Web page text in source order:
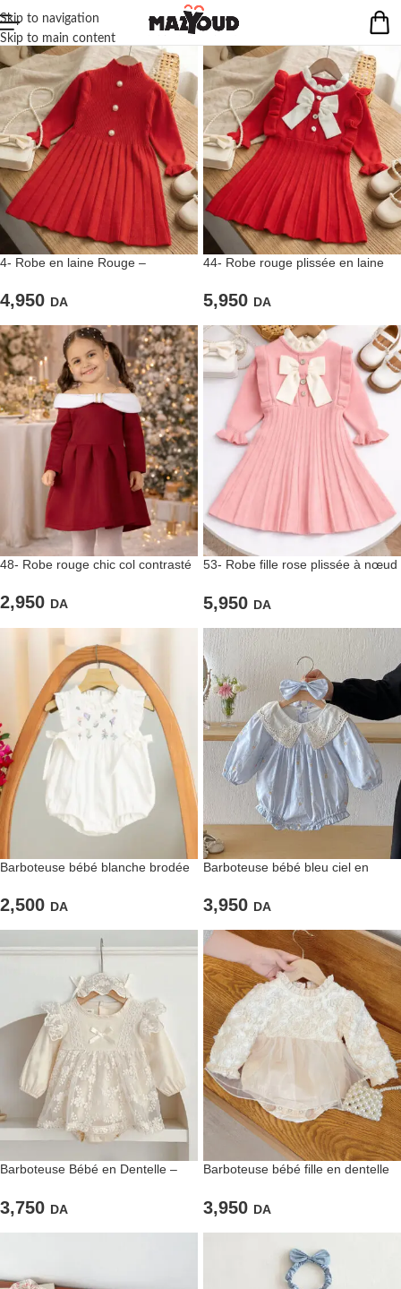
Skip to navigation
Skip to main content
4- Robe en laine Rouge –
4,950 DA
44- Robe rouge plissée en laine
5,950 DA
48- Robe rouge chic col contrasté
2,950 DA
53- Robe fille rose plissée à nœud
5,950 DA
Barboteuse bébé blanche brodée
2,500 DA
Barboteuse bébé bleu ciel en
3,950 DA
Barboteuse Bébé en Dentelle –
3,750 DA
Barboteuse bébé fille en dentelle
3,950 DA